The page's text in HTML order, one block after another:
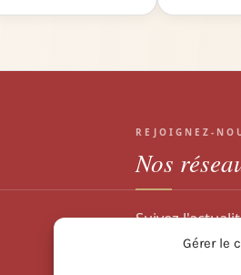
Gérer le
REJOIGNEZ-
Nos
Suivez
plateformes